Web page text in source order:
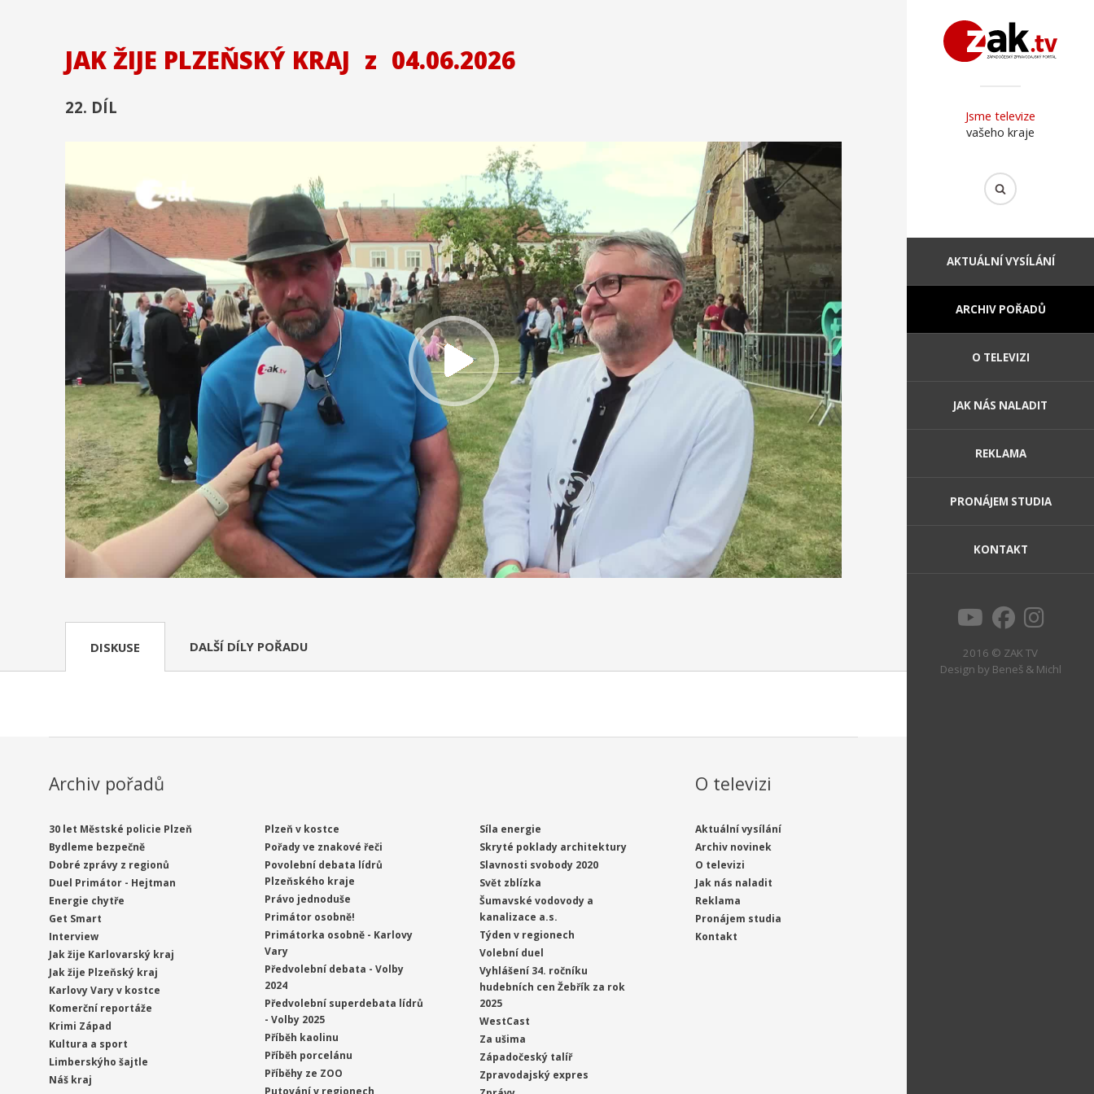
Jsme televize
vašeho kraje
AKTUÁLNÍ VYSÍLÁNÍ
ARCHIV POŘADŮ
O TELEVIZI
JAK NÁS NALADIT
REKLAMA
PRONÁJEM STUDIA
KONTAKT
2016 © ZAK TV
Design by Beneš & Michl
JAK ŽIJE PLZEŇSKÝ KRAJ z 04.06.2026
22. DÍL
DISKUSE DALŠÍ DÍLY POŘADU
Archiv pořadů
30 let Městské policie Plzeň
Bydleme bezpečně
Dobré zprávy z regionů
Duel Primátor - Hejtman
Energie chytře
Get Smart
Interview
Jak žije Karlovarský kraj
Jak žije Plzeňský kraj
Karlovy Vary v kostce
Komerční reportáže
Krimi Západ
Kultura a sport
Limberskýho šajtle
Náš kraj
Plzeň v kostce
Pořady ve znakové řeči
Povolební debata lídrů
Plzeňského kraje
Právo jednoduše
Primátor osobně!
Primátorka osobně - Karlovy
Vary
Předvolební debata - Volby
2024
Předvolební superdebata lídrů
- Volby 2025
Příběh kaolinu
Příběh porcelánu
Příběhy ze ZOO
Síla energie
Skryté poklady architektury
Slavnosti svobody 2020
Svět zblízka
Šumavské vodovody a
kanalizace a.s.
Týden v regionech
Volební duel
Vyhlášení 34. ročníku
hudebních cen Žebřík za rok
2025
WestCast
Za ušima
Západočeský talíř
Zpravodajský expres
O televizi
Aktuální vysílání
Archiv novinek
O televizi
Jak nás naladit
Reklama
Pronájem studia
Kontakt